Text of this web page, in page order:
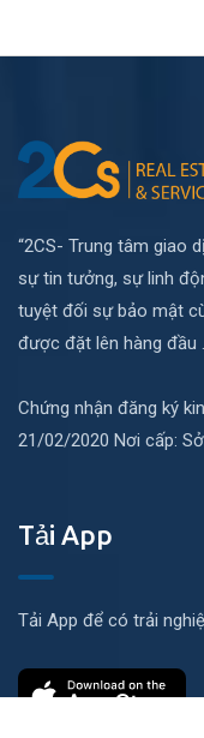
“2CS- Trung tâm giao
sự tin tưởng, sự linh
tuyệt đối sự bảo mật
được đặt lên hàng đầu
Chứng nhận đăng ký
21/02/2020 Nơi cấp:
Tải App
Tải App để có trải